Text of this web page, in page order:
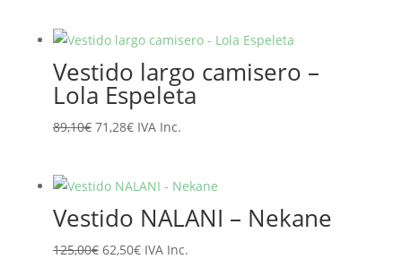
era:
65,95€.
es:
52,76€.
Vestido largo camisero –
Lola Espeleta
89,10€ El
era:
89,10€.
71,28€El
es:
71,28€.
IVA Inc.
Vestido NALANI – Nekane
125,00€ El
62,50€ElIVA Inc.